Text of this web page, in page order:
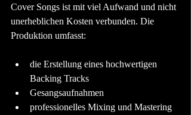
Cover Songs ist mit viel Aufwand und nicht
unerheblichen Kosten verbunden. Die
Produktion umfasst:
die Erstellung eines hochwertigen
Backing Tracks
Gesangsaufnahmen
professionelles Mixing und Mastering